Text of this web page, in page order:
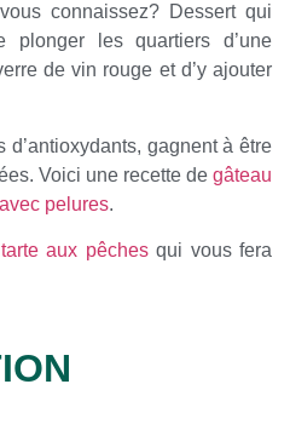
connaissez? Dessert qui
plonger les quartiers d’une
de vin rouge et d’y ajouter
d’antioxydants, gagnent à être
Voici une recette de gâteau
pelures.
aux pêchesqui vous fera